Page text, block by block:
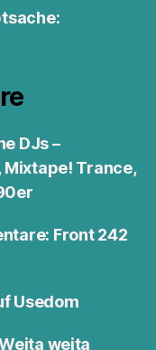
DJs –
Mixtape! Trance,
Front 242
Usedom
weita